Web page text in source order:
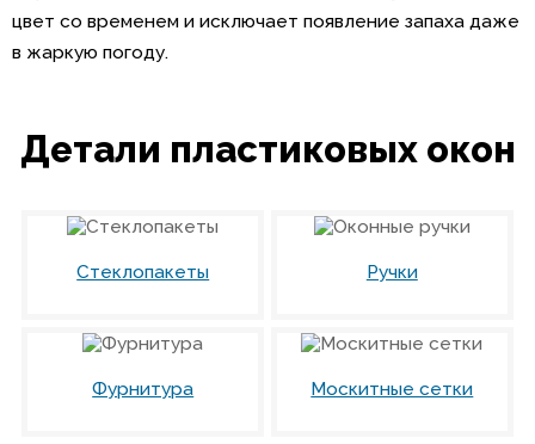
цвет со временем и исключает появление запаха даже
в жаркую погоду.
Детали пластиковых окон
Стеклопакеты Ручки
Фурнитура Москитные сетки